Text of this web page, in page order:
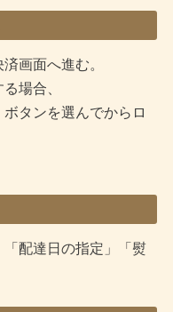
画面へ進む。
場合、
タンを選んでからロ
「配達日の指定」「熨